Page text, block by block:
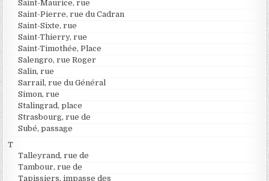
Saint-Maurice, rue
Saint-Pierre, rue du Cadran
Saint-Sixte, rue
Saint-Thierry, rue
Saint-Timothée, Place
Salengro, rue Roger
Salin, rue
Sarrail, rue du Général
Simon, rue
Stalingrad, place
Strasbourg, rue de
Subé, passage
T
Talleyrand, rue de
Tambour, rue de
Tapissiers, impasse des